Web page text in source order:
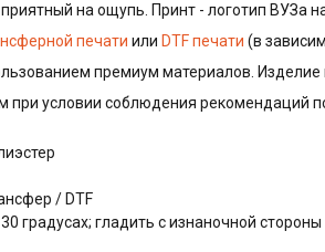
на ощупь. Принт - логотип ВУЗа
печати или DTF печати (в
премиум материалов. Изделие
при условии соблюдения рекомендаций
/ DTF
градусах; гладить с изнаночной стороны